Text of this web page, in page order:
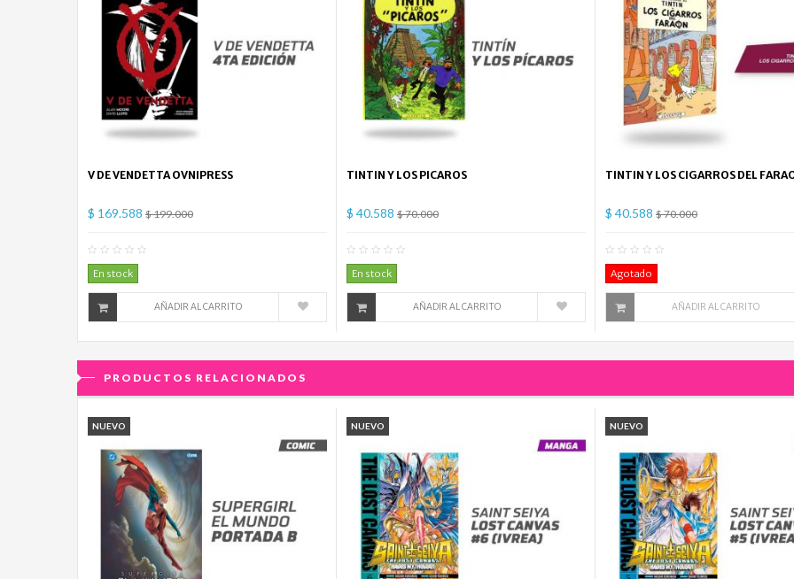
V DE VENDETTA OVNIPRESS
$ 169.588 $ 199.000
En stock
AÑADIR AL CARRITO
TINTIN Y LOS PICAROS
$ 40.588 $ 70.000
En stock
AÑADIR AL CARRITO
TINTIN Y LOS CIGARROS DEL
$ 40.588 $ 70.000
Agotado
AÑADIR AL CARRITO
PRODUCTOS RELACIONADOS
NUEVO NUEVO NUEVO